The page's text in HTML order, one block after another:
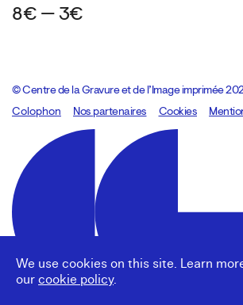
We use cookies on this site. Learn
our cookie policy.
8€ — 3€
© Centre de la Gravure et de l’Image imprimée
Colophon
Design:Marcel Kaczmarek, code:8080.studio
Nos partenaires Cookies